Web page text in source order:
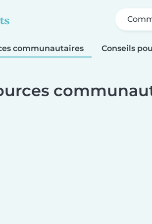
communautaires Conseils